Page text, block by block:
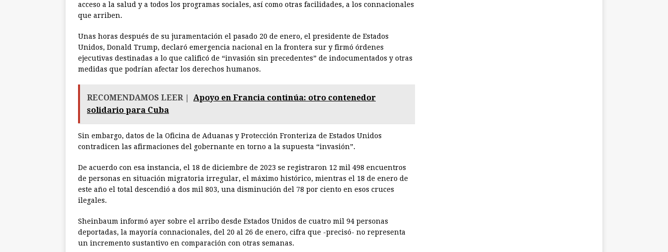
acceso a la salud y a todos los programas sociales, así como otras facilidades, a los connacionales
que arriben.
Unas horas después de su juramentación el pasado 20 de enero, el presidente de Estados
Unidos, Donald Trump, declaró emergencia nacional en la frontera sur y firmó órdenes
ejecutivas destinadas a lo que calificó de “invasión sin precedentes” de indocumentados y otras
medidas que podrían afectar los derechos humanos.
RECOMENDAMOS LEER |
Apoyo en Francia continúa: otro contenedor
solidario para Cuba
Sin embargo, datos de la Oficina de Aduanas y Protección Fronteriza de Estados Unidos
contradicen las afirmaciones del gobernante en torno a la supuesta “invasión”.
De acuerdo con esa instancia, el 18 de diciembre de 2023 se registraron 12 mil 498 encuentros
de personas en situación migratoria irregular, el máximo histórico, mientras el 18 de enero de
este año el total descendió a dos mil 803, una disminución del 78 por ciento en esos cruces
ilegales.
Sheinbaum informó ayer sobre el arribo desde Estados Unidos de cuatro mil 94 personas
deportadas, la mayoría connacionales, del 20 al 26 de enero, cifra que -precisó- no representa
un incremento sustantivo en comparación con otras semanas.